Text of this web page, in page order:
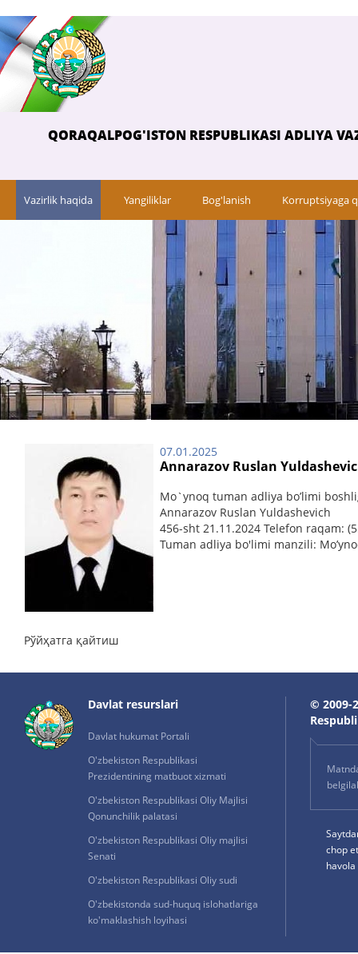
QORAQALPOG'ISTON RESPUBLIKASI ADLIYA
Vazirlik haqida Yangiliklar Bog'lanish Korruptsiyaga
07.01.2025
Annarazov Ruslan
Mo`ynoq tuman adliya bo’limi
Annarazov Ruslan Yuldashevich
456-sht 21.11.2024 Telefon raqam:
Tuman adliya bo'limi manzili:
Рўйҳатга қайтиш
Davlat resurslari
Davlat hukumat Portali
O'zbekiston Respublikasi
Prezidentining matbuot xizmati
O'zbekiston Respublikasi Oliy Majlisi
Qonunchilik palatasi
O'zbekiston Respublikasi Oliy majlisi
Senati
O'zbekiston Respublikasi Oliy sudi
O'zbekistonda sud-huquq islohatlariga
ko'maklashish loyihasi
© 2009-
chop